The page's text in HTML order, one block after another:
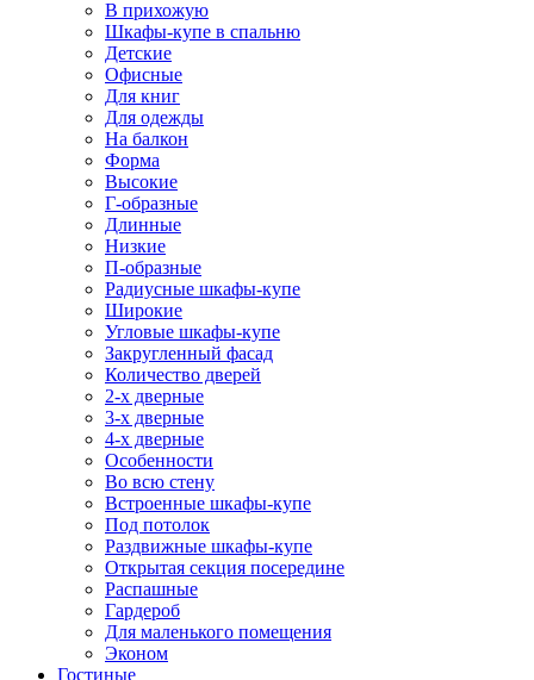
В прихожую
Шкафы-купе в спальню
Детские
Офисные
Для книг
Для одежды
На балкон
Форма
Высокие
Г-образные
Длинные
Низкие
П-образные
Радиусные шкафы-купе
Широкие
Угловые шкафы-купе
Закругленный фасад
Количество дверей
2-х дверные
3-х дверные
4-х дверные
Особенности
Во всю стену
Встроенные шкафы-купе
Под потолок
Раздвижные шкафы-купе
Открытая секция посередине
Распашные
Гардероб
Для маленького помещения
Эконом
Гостиные